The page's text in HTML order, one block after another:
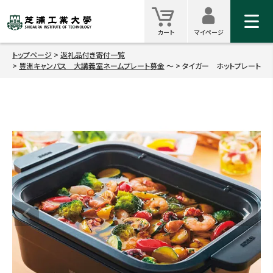
カート
カート
マイ
マイページ
トップページ
返礼品付き寄付一覧
豊洲キャンパス 大講義室ネームプレート募金
タイガー ホットプレート
検索